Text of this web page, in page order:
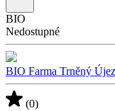
BIO
Nedostupné
BIO Farma Trněný
(0)